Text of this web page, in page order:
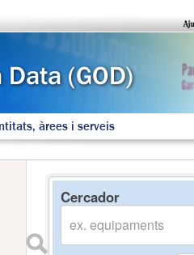
àrees i serveis
Cercador